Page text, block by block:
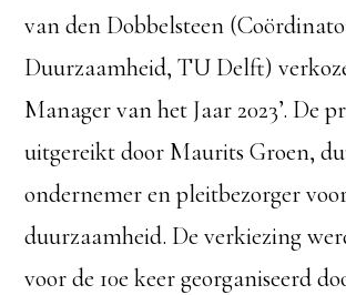
van den Dobbelsteen
Duurzaamheid, TU Delft)
Manager van het Jaar 2023’. De
uitgereikt door Maurits Groen,
ondernemer en pleitbezorger
duurzaamheid. De verkiezing
voor de 10e keer georganiseerd